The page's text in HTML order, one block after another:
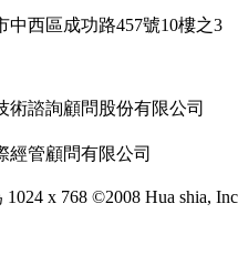
中西區成功路457號10樓之3
術諮詢顧問股份有限公司
經管顧問有限公司
x 768 ©2008 Hua shia,